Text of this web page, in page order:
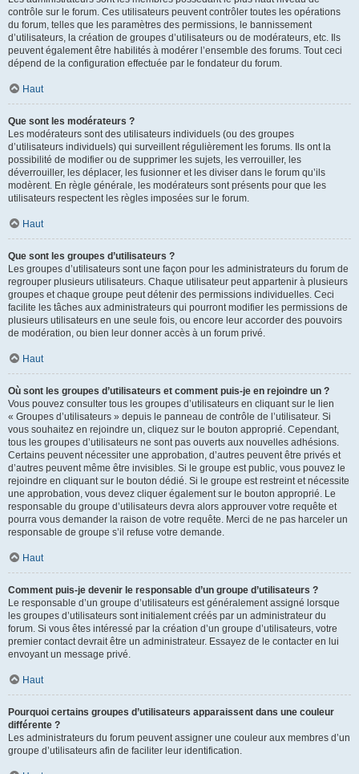
contrôle sur le forum. Ces utilisateurs peuvent contrôler toutes les opérations
du forum, telles que les paramètres des permissions, le bannissement
d’utilisateurs, la création de groupes d’utilisateurs ou de modérateurs, etc. Ils
peuvent également être habilités à modérer l’ensemble des forums. Tout ceci
dépend de la configuration effectuée par le fondateur du forum.
Haut
Que sont les modérateurs ?
Les modérateurs sont des utilisateurs individuels (ou des groupes
d’utilisateurs individuels) qui surveillent régulièrement les forums. Ils ont la
possibilité de modifier ou de supprimer les sujets, les verrouiller, les
déverrouiller, les déplacer, les fusionner et les diviser dans le forum qu’ils
modèrent. En règle générale, les modérateurs sont présents pour que les
utilisateurs respectent les règles imposées sur le forum.
Haut
Que sont les groupes d’utilisateurs ?
Les groupes d’utilisateurs sont une façon pour les administrateurs du forum de
regrouper plusieurs utilisateurs. Chaque utilisateur peut appartenir à plusieurs
groupes et chaque groupe peut détenir des permissions individuelles. Ceci
facilite les tâches aux administrateurs qui pourront modifier les permissions de
plusieurs utilisateurs en une seule fois, ou encore leur accorder des pouvoirs
de modération, ou bien leur donner accès à un forum privé.
Haut
Où sont les groupes d’utilisateurs et comment puis-je en rejoindre un ?
Vous pouvez consulter tous les groupes d’utilisateurs en cliquant sur le lien
« Groupes d’utilisateurs » depuis le panneau de contrôle de l’utilisateur. Si
vous souhaitez en rejoindre un, cliquez sur le bouton approprié. Cependant,
tous les groupes d’utilisateurs ne sont pas ouverts aux nouvelles adhésions.
Certains peuvent nécessiter une approbation, d’autres peuvent être privés et
d’autres peuvent même être invisibles. Si le groupe est public, vous pouvez le
rejoindre en cliquant sur le bouton dédié. Si le groupe est restreint et nécessite
une approbation, vous devez cliquer également sur le bouton approprié. Le
responsable du groupe d’utilisateurs devra alors approuver votre requête et
pourra vous demander la raison de votre requête. Merci de ne pas harceler un
responsable de groupe s’il refuse votre demande.
Haut
Comment puis-je devenir le responsable d’un groupe d’utilisateurs ?
Le responsable d’un groupe d’utilisateurs est généralement assigné lorsque
les groupes d’utilisateurs sont initialement créés par un administrateur du
forum. Si vous êtes intéressé par la création d’un groupe d’utilisateurs, votre
premier contact devrait être un administrateur. Essayez de le contacter en lui
envoyant un message privé.
Haut
Pourquoi certains groupes d’utilisateurs apparaissent dans une couleur
différente ?
Les administrateurs du forum peuvent assigner une couleur aux membres d’un
groupe d’utilisateurs afin de faciliter leur identification.